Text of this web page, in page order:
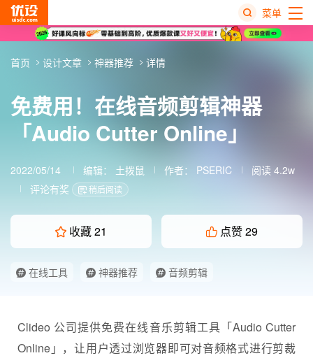
菜单
免费用！在线音频剪辑神器
「Audio Cutter Online」
2022/05/14 编辑： 土拨鼠 作者： PSERIC
阅读 4.2w
评论有奖
稍后阅读
收藏21 点赞29
在线工具 神器推荐 音频剪辑
首页 设计文章 神器推荐 详情
Clideo 公司提供免费在线音乐剪辑工具「Audio Cutter
Online」，让用户透过浏览器即可对音频格式进行剪裁